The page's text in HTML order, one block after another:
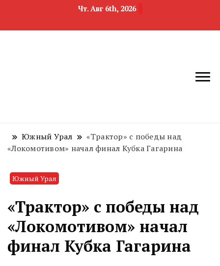
Чт. Авг 6th, 2026
область
недвижимости
Южный Урал
«Трактор» с победы над
«Локомотивом» начал финал Кубка Гагарина
Южный Урал
«Трактор» с победы над
«Локомотивом» начал
финал Кубка Гагарина